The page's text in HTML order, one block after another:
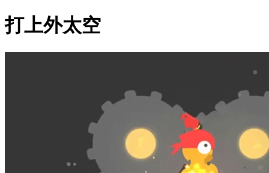
打上外太空